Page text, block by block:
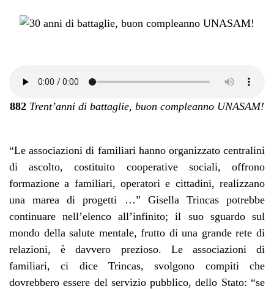
882 Trent’anni di battaglie, buon compleanno UNASAM!
“Le associazioni di familiari hanno organizzato centralini
di ascolto, costituito cooperative sociali, offrono
formazione a familiari, operatori e cittadini, realizzano
una marea di progetti …” Gisella Trincas potrebbe
continuare nell’elenco all’infinito; il suo sguardo sul
mondo della salute mentale, frutto di una grande rete di
relazioni, è davvero prezioso. Le associazioni di
familiari, ci dice Trincas, svolgono compiti che
dovrebbero essere del servizio pubblico, dello Stato: “se